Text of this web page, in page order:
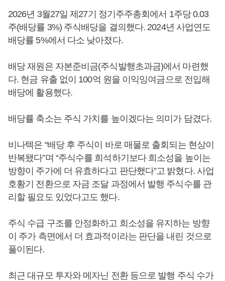
2026년 3월27일 제27기 정기주주총회에서 1주당 0.03
주(배당률 3%) 주식배당을 결의했다. 2024년 사업연도
배당률 5%에서 다소 낮아졌다.
배당 재원은 자본준비금(주식발행초과금)에서 마련했
다. 현금 유출 없이 100억 원을 이익잉여금으로 전입해
배당에 활용했다.
배당률 축소는 주식 가치를 높이겠다는 의미가 담겼다.
비나텍은 “배당 후 주식이 바로 매물로 출회되는 현상이
반복됐다”며 “주식수를 희석하기보다 희소성을 높이는
방향이 주가에 더 유효하다고 판단했다”고 밝혔다. 사업
호황기 전환으로 자금 조달 과정에서 발행 주식수를 관
리할 필요도 있었다고도 했다.
주식 수급 구조를 안정화하고 희소성을 유지하는 방향
이 주가 측면에서 더 효과적이라는 판단을 내린 것으로
풀이된다.
최근 대규모 투자와 메자닌 전환 등으로 발행 주식 수가